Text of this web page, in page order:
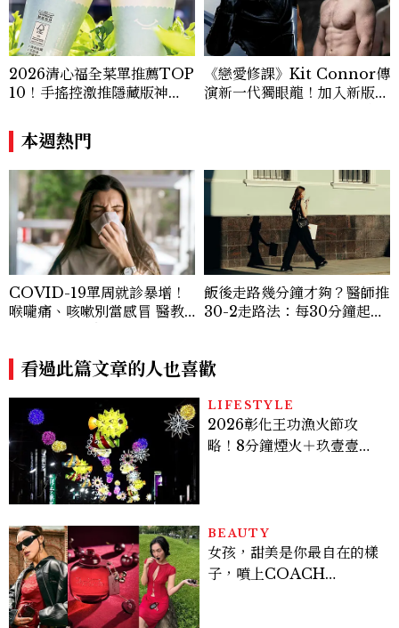
2026清心福全菜單推薦TOP
10！手搖控激推隱藏版神
《戀愛修課》Kit Connor傳
演新一代獨眼龍！加入新版
本週熱門
COVID-19單周就診暴增！
喉嚨痛、咳嗽別當感冒 醫教
飯後走路幾分鐘才夠？醫師推
30-2走路法：每30分鐘起身
看過此篇文章的人也喜歡
LIFESTYLE
2026彰化王功漁火節攻
略！8分鐘煙火＋玖壹壹、
BEAUTY
女孩，甜美是你最自在的樣
子，噴上COACH